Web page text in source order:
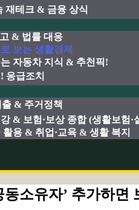
재테크 & 금융 상식
& 법률 대응
보는 생활경제
자동차 지식 & 추천픽!
응급조치
& 주거정책
& 보험·보상 종합 (생활보험·
활용 & 취업·교육 & 생활 복지
동소유자’ 추가하면